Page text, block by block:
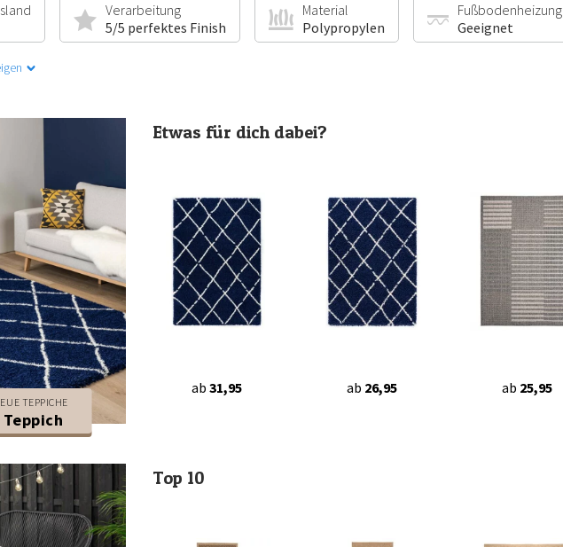
Verarbeitung
5/5 perfektes Finish
Material
Polypropylen
Fußbodenheizung
Geeignet
TEPPICHE
Etwas für dich dabei?
ab 31,95 ab 26,95 ab 25,95
Top 10